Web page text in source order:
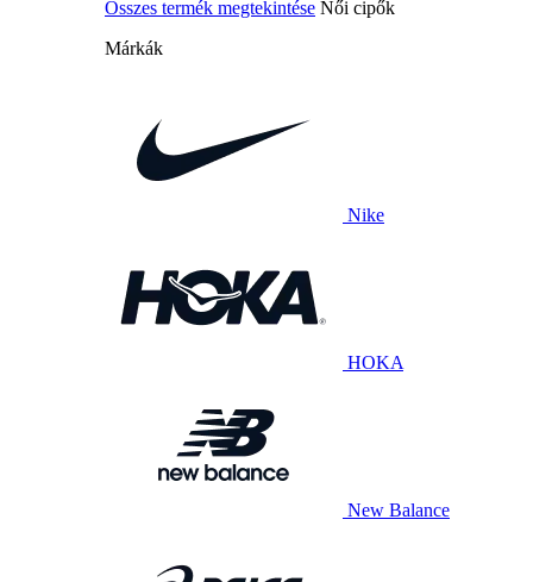
Összes termék megtekintése Női cipők
Márkák
Nike
HOKA
New Balance